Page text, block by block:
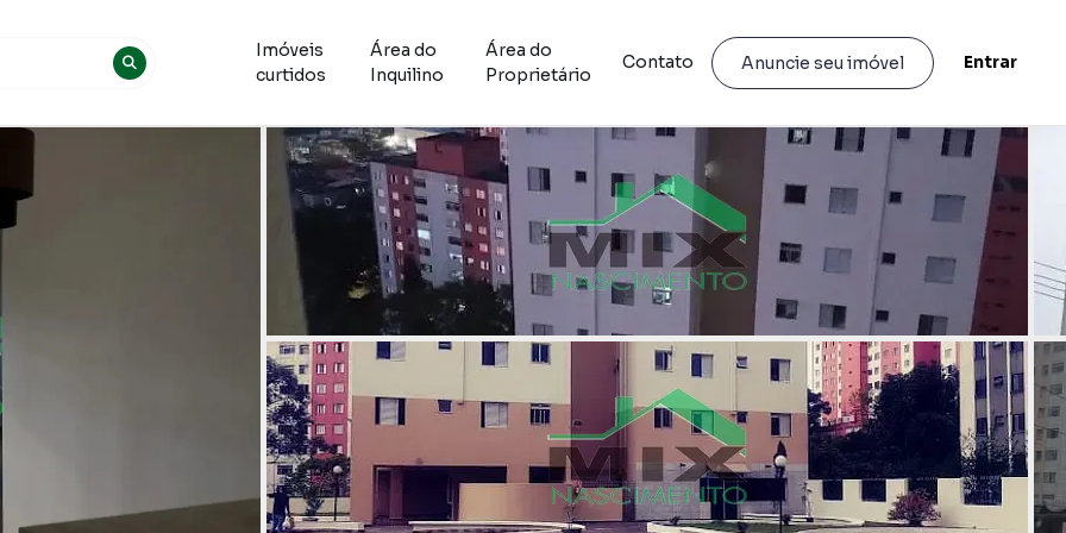
Imóveis
curtidos
Área do
Inquilino
Área do
Proprietário
Contato Anuncie seu imóvel Entrar